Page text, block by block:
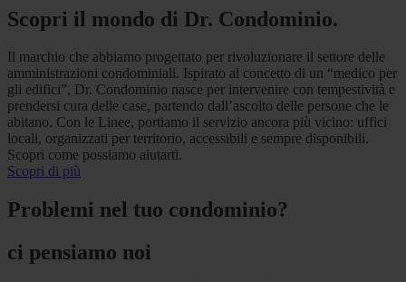
Scopri il mondo di Dr. Condominio.
Il marchio che abbiamo progettato per rivoluzionare il settore delle
amministrazioni condominiali. Ispirato al concetto di un “medico per
gli edifici”, Dr. Condominio nasce per intervenire con tempestività e
prendersi cura delle case, partendo dall’ascolto delle persone che le
abitano. Con le Linee, portiamo il servizio ancora più vicino: uffici
locali, organizzati per territorio, accessibili e sempre disponibili.
Scopri come possiamo aiutarti.
Scopri di più
Problemi nel tuo condominio?
ci pensiamo noi